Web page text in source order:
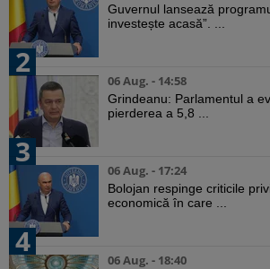
Guvernul lansează
investește acasă”. ...
2
06 Aug. - 14:58
Grindeanu: Parlamentul a
pierderea a 5,8 ...
3
06 Aug. - 17:24
Bolojan respinge criticile
economică în care ...
4
06 Aug. - 18:40